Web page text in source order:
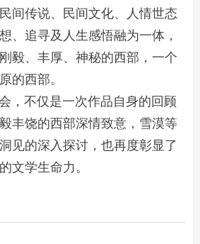
间传说、民间文化、人情世态
、追寻及人生感悟融为一体，
毅、丰厚、神秘的西部，一个
的西部。
不仅是一次作品自身的回顾
丰饶的西部深情致意，雪漠等
见的深入探讨，也再度彰显了
文学生命力。